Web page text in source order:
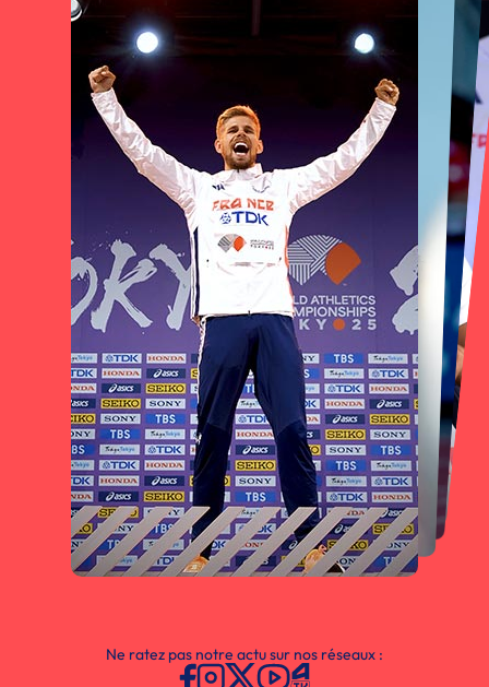
Ne ratez pas notre actu sur nos réseaux :